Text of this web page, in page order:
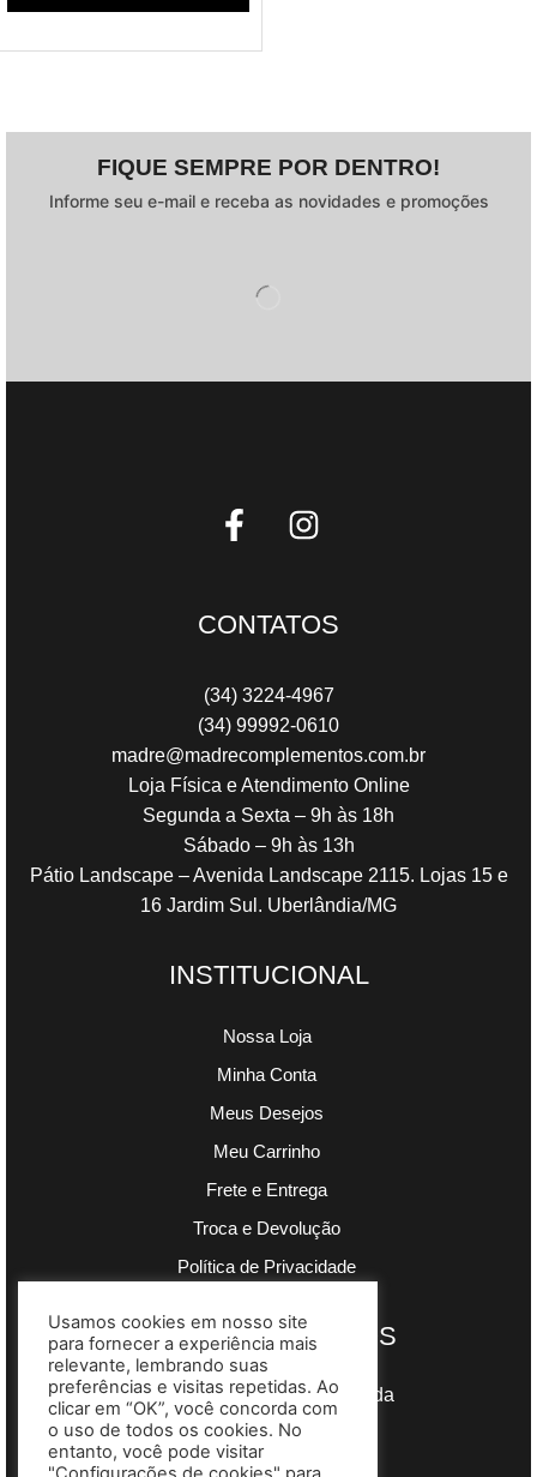
FIQUE SEMPRE POR DENTRO!
Informe seu e-mail e receba as novidades e promoções
CONTATOS
(34) 3224-4967
(34) 99992-0610
madre@madrecomplementos.com.br
Loja Física e Atendimento Online
Segunda a Sexta – 9h às 18h
Sábado – 9h às 13h
Pátio Landscape – Avenida Landscape 2115. Lojas 15 e
16 Jardim Sul. Uberlândia/MG
INSTITUCIONAL
Nossa Loja
Minha Conta
Meus Desejos
Meu Carrinho
Frete e Entrega
Troca e Devolução
Política de Privacidade
PAGAMENTOS
Segurança garantida
Usamos cookies em nosso site
para fornecer a experiência mais
relevante, lembrando suas
preferências e visitas repetidas. Ao
clicar em “OK”, você concorda com
o uso de todos os cookies. No
entanto, você pode visitar